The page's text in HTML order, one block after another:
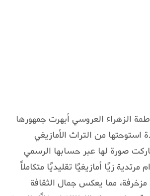
الزهراء العروسي أبهرت جمهورها
استوحتها من التراث الأمازيغي
صورة لها عبر حسابها الرسمي
زيًا أمازيغيًا تقليديًا متكاملاً
مزخرفة، مما يعكس جمال الثقافة